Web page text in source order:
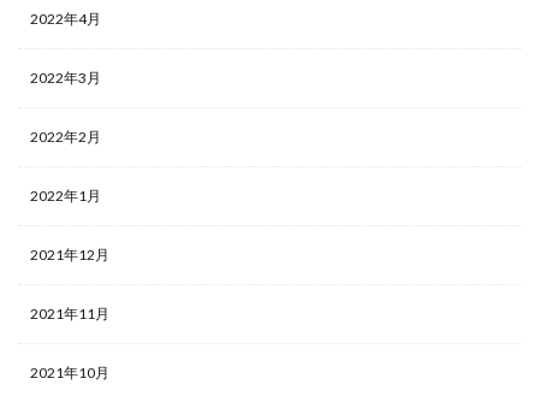
2022年4月
2022年3月
2022年2月
2022年1月
2021年12月
2021年11月
2021年10月